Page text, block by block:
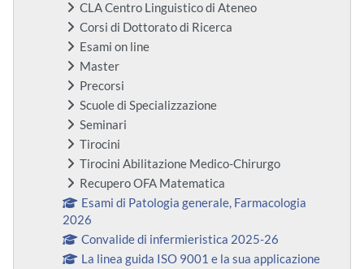
CLA Centro Linguistico di Ateneo
Corsi di Dottorato di Ricerca
Esami on line
Master
Precorsi
Scuole di Specializzazione
Seminari
Tirocini
Tirocini Abilitazione Medico-Chirurgo
Recupero OFA Matematica
Esami di Patologia generale, Farmacologia
2026
Convalide di infermieristica 2025-26
La linea guida ISO 9001 e la sua applicazione